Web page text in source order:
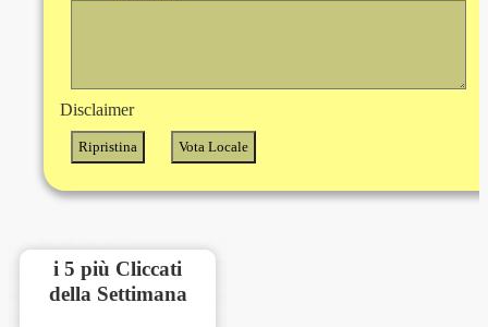
Disclaimer
i 5 più Cliccati
della Settimana